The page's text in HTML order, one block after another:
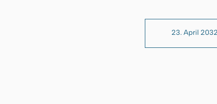
23. April